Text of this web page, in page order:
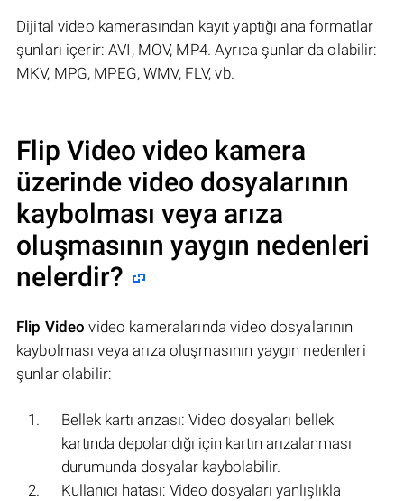
Dijital video kamerasından kayıt yaptığı ana formatlar
şunları içerir: AVI, MOV, MP4. Ayrıca şunlar da olabilir:
MKV, MPG, MPEG, WMV, FLV, vb.
Flip Video video kamera
üzerinde video dosyalarının
kaybolması veya arıza
oluşmasının yaygın nedenleri
nelerdir?
Flip Video video kameralarında video dosyalarının
kaybolması veya arıza oluşmasının yaygın nedenleri
şunlar olabilir:
Bellek kartı arızası: Video dosyaları bellek
kartında depolandığı için kartın arızalanması
durumunda dosyalar kaybolabilir.
Kullanıcı hatası: Video dosyaları yanlışlıkla